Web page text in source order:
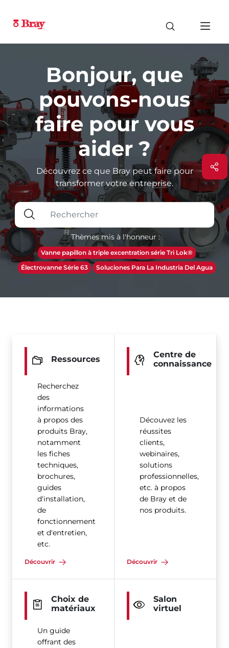
Bonjour, que
pouvons-nous
faire pour vous
aider ?
Découvrez ce que Bray peut faire pour
transformer votre entreprise.
Thèmes mis à l'honneur :
Vanne papillon à triple excentration série Tri Lok®
Électrovanne Série 63
Soluciones Para La Industria Del Agua
Ressources
Recherchez
des
informations
à propos des
produits Bray,
notamment
les fiches
techniques,
brochures,
guides
d'installation,
de
fonctionnement
et d'entretien,
etc.
Découvrir
Centre de
connaissance
Découvez les
réussites
clients,
webinaires,
solutions
professionnelles,
etc. à propos
de Bray et de
nos produits.
Découvrir
Choix de
matériaux
Un guide
offrant des
Salon
virtuel